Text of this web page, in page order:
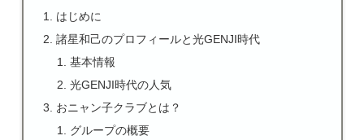
はじめに
諸星和己のプロフィールと光GENJI時代
基本情報
光GENJI時代の人気
おニャン子クラブとは？
グループの概要